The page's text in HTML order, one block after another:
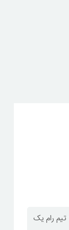
تیم رام یک